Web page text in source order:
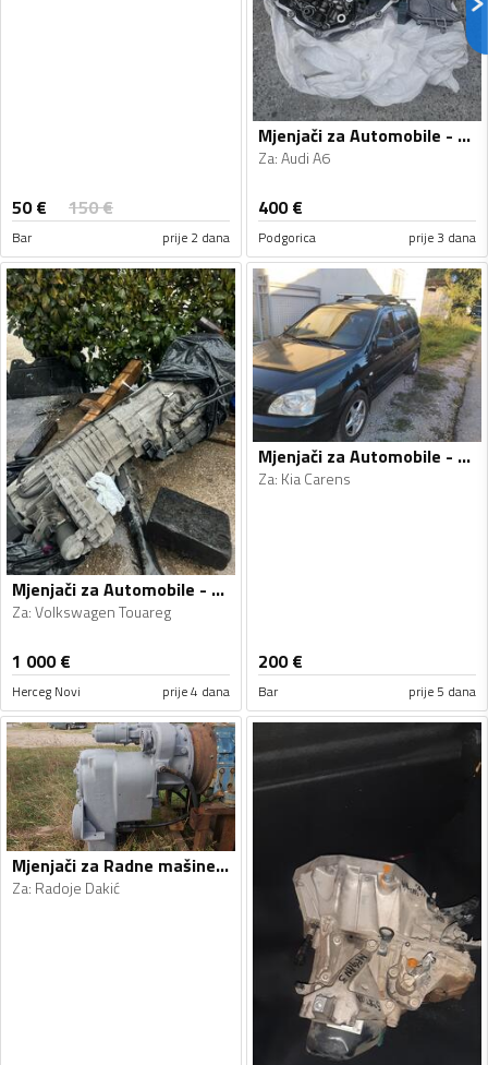
50€ 150€
Bar prije 2 dana
Mjenjači za Automobile - Audi - A6 - 2010
Za:Audi A6
400€
Podgorica prije 3 dana
Mjenjači za Automobile - Volkswagen - Touareg - 2008
Za:Volkswagen Touareg
1 000€
Herceg Novi prije 4 dana
Mjenjači za Automobile - Kia - Carens - 2005
Za: Kia Carens
200€
Bar prije 5 dana
Mjenjači za Radne mašine - Radoje Dakić, Clark - 1990, 1990
Za: Radoje Dakić